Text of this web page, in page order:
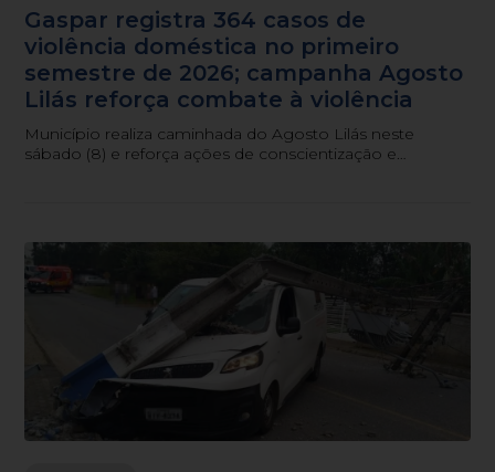
Gaspar registra 364 casos de
violência doméstica no primeiro
semestre de 2026; campanha Agosto
Lilás reforça combate à violência
Município realiza caminhada do Agosto Lilás neste
sábado (8) e reforça ações de conscientização e